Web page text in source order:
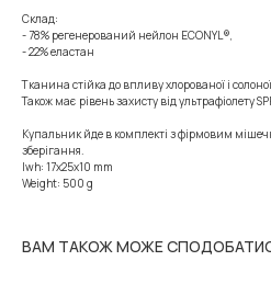
Склад:
- 78% регенерований нейлон ECONYL®,
- 22% еластан
Тканина стійка до впливу хлорованої і
Також має рівень захисту від ультрафіолету
Купальник йде в комплекті з фірмовим
зберігання.
lwh: 17x25x10 mm
Weight: 500 g
ВАМ ТАКОЖ МОЖЕ